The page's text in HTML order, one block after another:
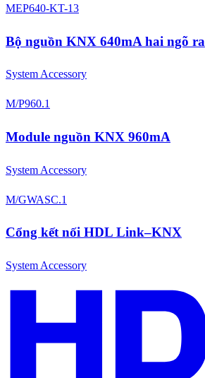
MEP640-KT-13
Bộ nguồn KNX 640mA hai ngõ ra
System Accessory
M/P960.1
Module nguồn KNX 960mA
System Accessory
M/GWASC.1
Cổng kết nối HDL Link–KNX
System Accessory